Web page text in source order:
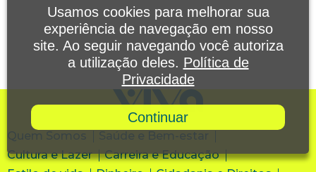
Quem Somos
Saúde e Bem-estar
Cultura e Lazer
Carreira e Educação
Usamos cookies para melhorar sua
experiência de navegação em nosso
site. Ao seguir navegando você autoriza
a utilização deles. Política de
Privacidade
Continuar